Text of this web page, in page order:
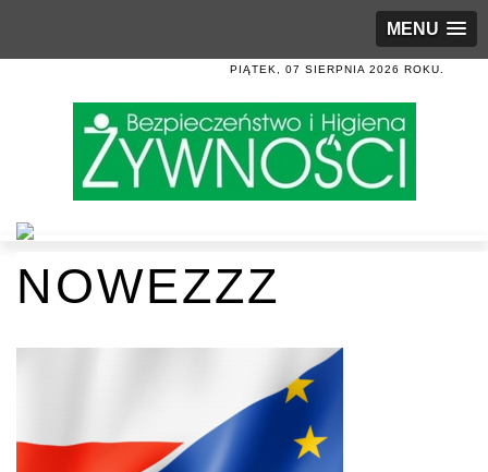
MENU
PIĄTEK, 07 SIERPNIA 2026 ROKU.
NOWEZZZ